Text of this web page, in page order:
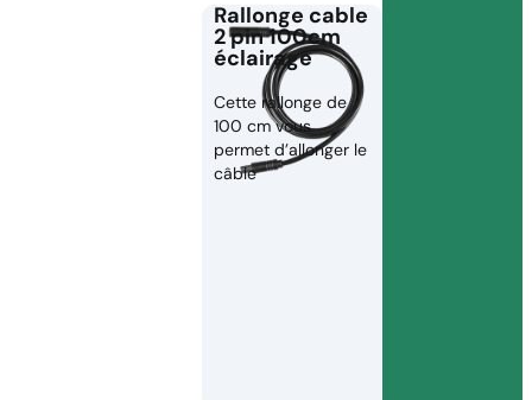
Rallonge cable
2 pin 100cm
éclairage
Cette rallonge de
100 cm vous
permet d’allonger le
câble